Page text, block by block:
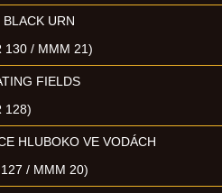
URN
130 / MMM 21)
FIELDS
128)
HLUBOKO VE VODÁCH
/ MMM 20)